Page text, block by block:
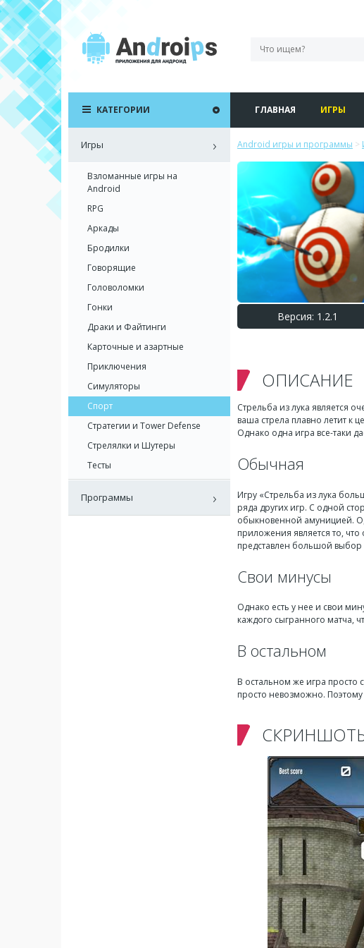
ГЛАВНАЯ ИГРЫ
Android игры и программы >
Версия: 1.2.1
ОПИСАНИЕ
Стрельба из лука является
ваша стрела плавно летит к
Однако одна игра все-таки
Обычная
Игру «Стрельба из лука
ряда других игр. С одной
обыкновенной амуницией.
приложения является то,
представлен большой
Свои минусы
Однако есть у нее и свои
каждого сыгранного матча,
В остальном
В остальном же игра просто
просто невозможно.
КАТЕГОРИИ
Игры
Взломанные игры на
Android
RPG
Аркады
Бродилки
Говорящие
Головоломки
Гонки
Драки и Файтинги
Карточные и азартные
Приключения
Симуляторы
Спорт
Стратегии и Tower Defense
Стрелялки и Шутеры
Тесты
Программы